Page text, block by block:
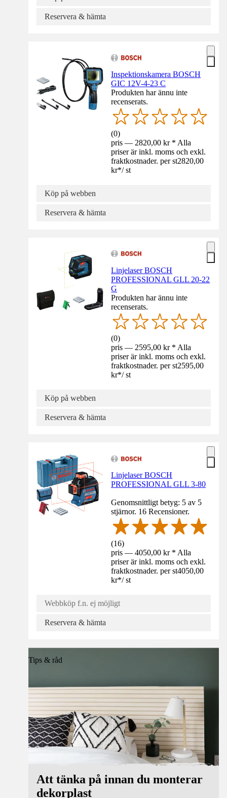
Reservera & hämta
Inspektionskamera BOSCH
GIC 12V-4-23 C
Produkten har ännu inte
recenserats.
(0)
pris — 2820,00 kr * Alla
priser är inkl. moms och exkl.
fraktkostnader. per st2820,00
kr*/ st
Köp på webben
Reservera & hämta
Linjelaser BOSCH
PROFESSIONAL GLL 20-22
G
Produkten har ännu inte
recenserats.
(0)
pris — 2595,00 kr * Alla
priser är inkl. moms och exkl.
fraktkostnader. per st2595,00
kr*/ st
Köp på webben
Reservera & hämta
Linjelaser BOSCH
PROFESSIONAL GLL 3-80
Genomsnittligt betyg: 5 av 5
stjärnor. 16 Recensioner.
(16)
pris — 4050,00 kr * Alla
priser är inkl. moms och exkl.
fraktkostnader. per st4050,00
kr*/ st
Webbköp f.n. ej möjligt
Reservera & hämta
Tips & råd
Att tänka på innan du monterar
dekorplast